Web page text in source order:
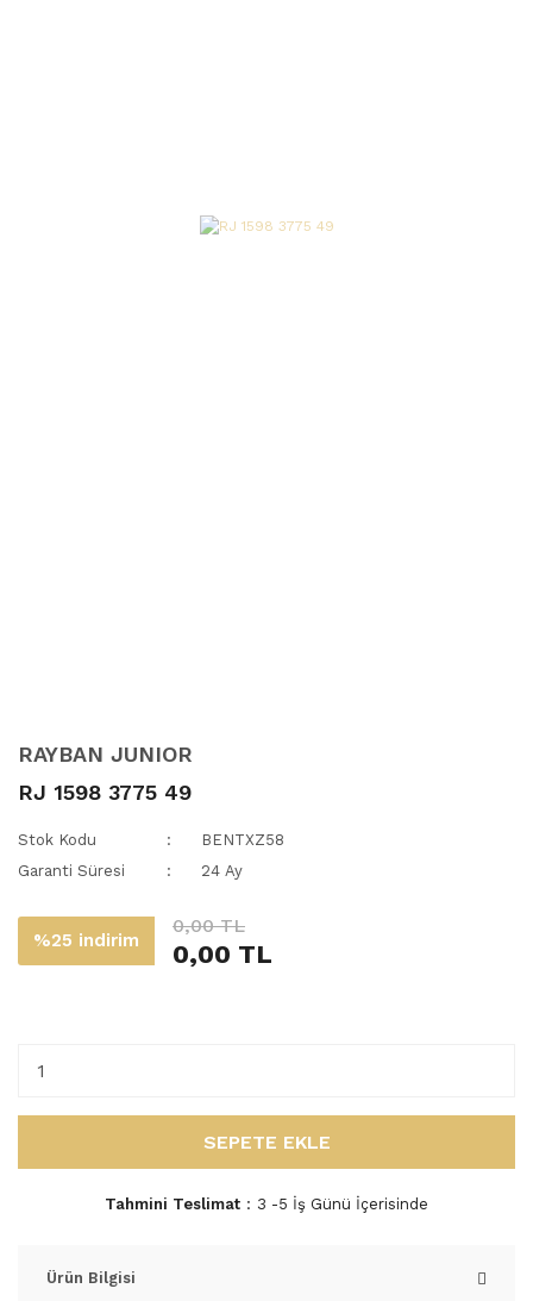
RAYBAN JUNIOR
RJ 1598 3775 49
Stok Kodu
BENTXZ58
Garanti Süresi
24 Ay
%25 indirim
0,00 TL
0,00 TL
SEPETE EKLE
Tahmini Teslimat 3 -5 İş Günü İçerisinde
Ürün Bilgisi